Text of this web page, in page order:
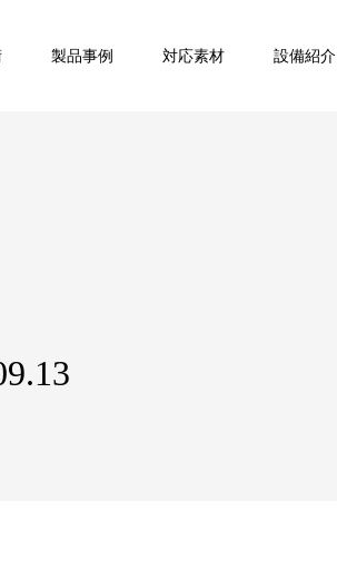
製品事例 対応素材 設備紹介